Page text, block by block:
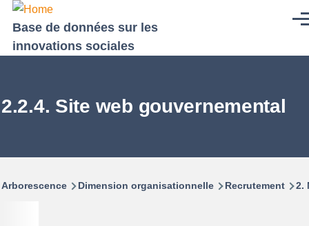
Aller au contenu principal
Base de données sur les
innovations sociales
2.2.4. Site web gouvernemental
Fil
Arborescence Dimension organisationnelle Recrutement 2.